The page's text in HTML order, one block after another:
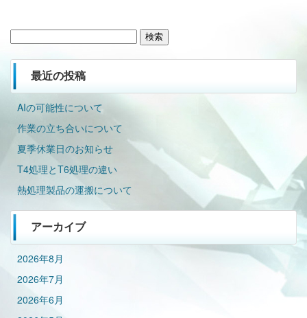
最近の投稿
AIの可能性について
作業の立ち合いについて
夏季休業日のお知らせ
T4処理とT6処理の違い
熱処理製品の運搬について
アーカイブ
2026年8月
2026年7月
2026年6月